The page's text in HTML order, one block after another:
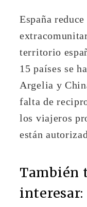
España
territorio
15 países se
Argelia y
falta de
los viajeros
están
También
interesar: